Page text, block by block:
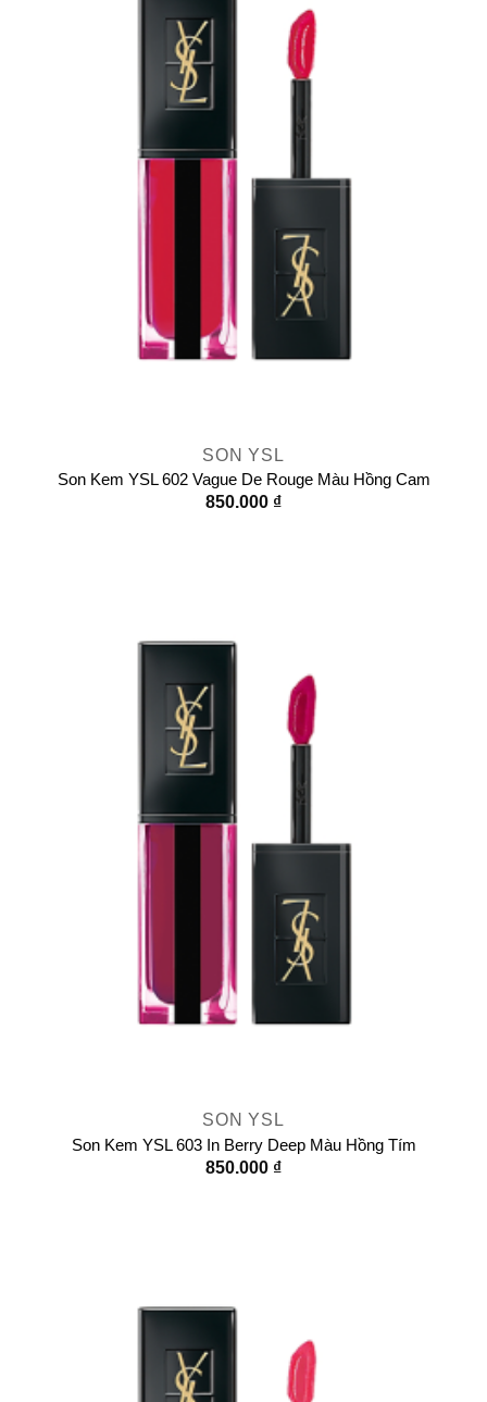
SON YSL
Son Kem YSL 602 Vague De Rouge Màu Hồng Cam
850.000 ₫
SON YSL
Son Kem YSL 603 In Berry Deep Màu Hồng Tím
850.000 ₫